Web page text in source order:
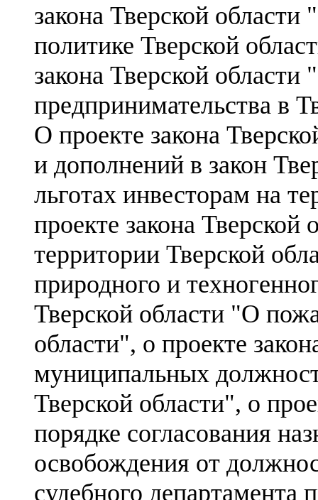
закона Тверской
политике Тверской
закона Тверской
предпринимательства в
О проекте закона
и дополнений в закон
льготах инвесторам на
проекте закона
территории Тверской
природного и
Тверской области "О
области", о проекте
муниципальных
Тверской области", о
порядке согласования
освобождения от
судебного